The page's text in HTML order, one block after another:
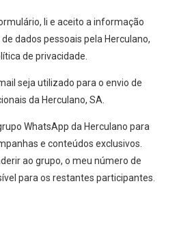
li e aceito a informação
dados pessoais pela Herculano,
de privacidade.
seja utilizado para o envio de
da Herculano, SA.
WhatsApp da Herculano para
e conteúdos exclusivos.
ao grupo, o meu número de
para os restantes participantes.